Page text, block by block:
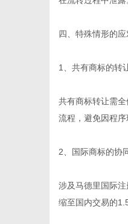
四、特殊情形的应
1、共有商标的转
共有商标转让需
流程，避免因程序
2、国际商标的协
涉及马德里国际
缩至国内交易的